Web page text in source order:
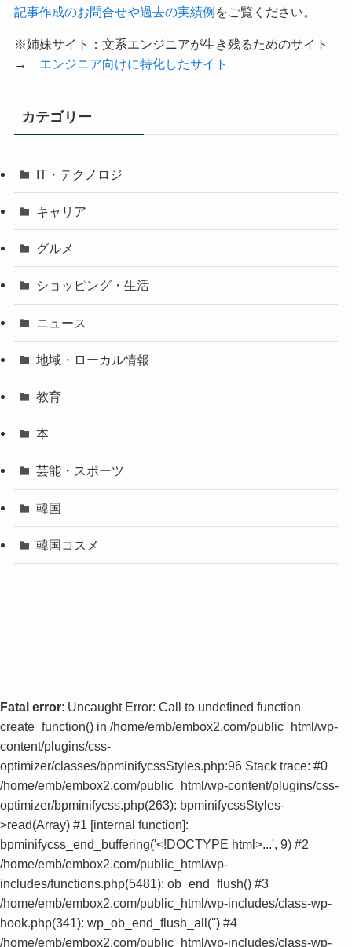
記事作成のお問合せや過去の実績例をご覧ください。
※姉妹サイト：文系エンジニアが生き残るためのサイト
→ エンジニア向けに特化したサイト
カテゴリー
IT・テクノロジ
キャリア
グルメ
ショッピング・生活
ニュース
地域・ローカル情報
教育
本
芸能・スポーツ
韓国
韓国コスメ
Fatal error: Uncaught Error: Call to undefined function
create_function() in /home/emb/embox2.com/public_html/wp-
content/plugins/css-
optimizer/classes/bpminifycssStyles.php:96 Stack trace: #0
/home/emb/embox2.com/public_html/wp-content/plugins/css-
optimizer/bpminifycss.php(263): bpminifycssStyles-
>read(Array) #1 [internal function]:
bpminifycss_end_buffering('<!DOCTYPE html>...', 9) #2
/home/emb/embox2.com/public_html/wp-
includes/functions.php(5481): ob_end_flush() #3
/home/emb/embox2.com/public_html/wp-includes/class-wp-
hook.php(341): wp_ob_end_flush_all('') #4
/home/emb/embox2.com/public_html/wp-includes/class-wp-